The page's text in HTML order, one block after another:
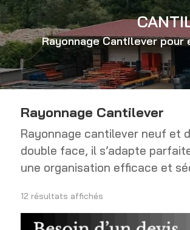
Rayonnage Cantilever
Rayonnage Cantilever
Rayonnage cantilever neuf et
double face, il s’adapte
une organisation efficace et
12 résultats affichés